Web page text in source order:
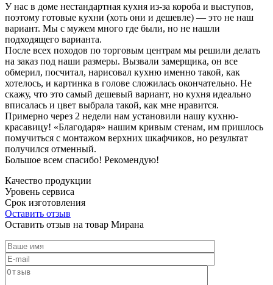
У нас в доме нестандартная кухня из-за короба и выступов,
поэтому готовые кухни (хоть они и дешевле) — это не наш
вариант. Мы с мужем много где были, но не нашли
подходящего варианта.
После всех походов по торговым центрам мы решили делать
на заказ под наши размеры. Вызвали замерщика, он все
обмерил, посчитал, нарисовал кухню именно такой, как
хотелось, и картинка в голове сложилась окончательно. Не
скажу, что это самый дешевый вариант, но кухня идеально
вписалась и цвет выбрала такой, как мне нравится.
Примерно через 2 недели нам установили нашу кухню-
красавицу! «Благодаря» нашим кривым стенам, им пришлось
помучиться с монтажом верхних шкафчиков, но результат
получился отменный.
Большое всем спасибо! Рекомендую!
Качество продукции
Уровень сервиса
Срок изготовления
Оставить отзыв
Оставить отзыв на товар Мирана